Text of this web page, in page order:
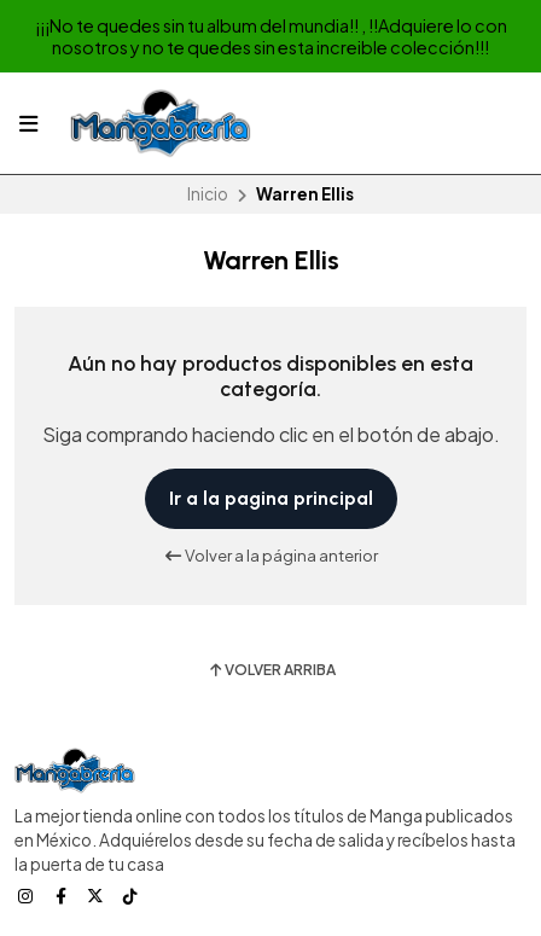
¡¡¡No te quedes sin tu album del mundia!! , !!Adquiere lo con
nosotros y no te quedes sin esta increible colección!!!
Inicio Warren Ellis
Warren Ellis
Aún no hay productos disponibles en esta
categoría.
Siga comprando haciendo clic en el botón de abajo.
Ir a la pagina principal
Volver a la página anterior
VOLVER ARRIBA
La mejor tienda online con todos los títulos de Manga publicados
en México. Adquiérelos desde su fecha de salida y recíbelos hasta
la puerta de tu casa